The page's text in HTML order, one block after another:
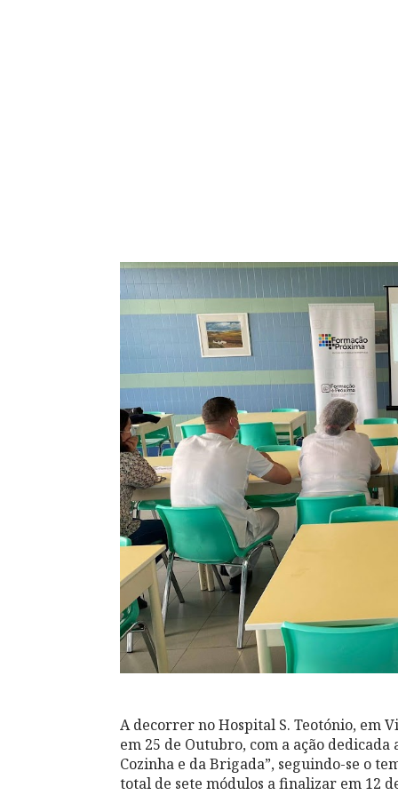
A decorrer no Hospital S. Teotónio, em
em 25 de Outubro, com a ação dedicada
Cozinha e da Brigada”, seguindo-se o
total de sete módulos a finalizar em 12